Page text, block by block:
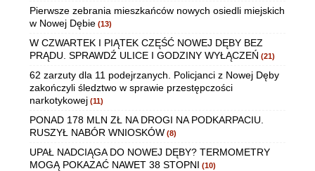
Pierwsze zebrania mieszkańców nowych osiedli miejskich
w Nowej Dębie (13)
W CZWARTEK I PIĄTEK CZĘŚĆ NOWEJ DĘBY BEZ
PRĄDU. SPRAWDŹ ULICE I GODZINY WYŁĄCZEŃ (21)
62 zarzuty dla 11 podejrzanych. Policjanci z Nowej Dęby
zakończyli śledztwo w sprawie przestępczości
narkotykowej (11)
PONAD 178 MLN ZŁ NA DROGI NA PODKARPACIU.
RUSZYŁ NABÓR WNIOSKÓW (8)
UPAŁ NADCIĄGA DO NOWEJ DĘBY? TERMOMETRY
MOGĄ POKAZAĆ NAWET 38 STOPNI (10)